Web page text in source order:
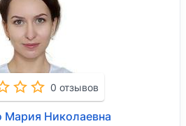
0 отзывов
Мария Николаевна